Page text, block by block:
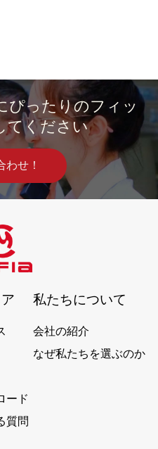
ぴったりのフィッ
てください
わせ！
ード
質問
私たちについて
会社の紹介
なぜ私たちを選ぶのか